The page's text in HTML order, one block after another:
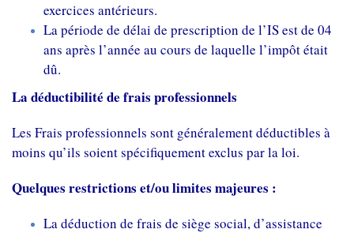
exercices antérieurs.
La période de délai de prescription de l’IS est de 04
ans après l’année au cours de laquelle l’impôt était
dû.
La déductibilité de frais professionnels
Les Frais professionnels sont généralement déductibles à
moins qu’ils soient spécifiquement exclus par la loi.
Quelques restrictions et/ou limites majeures :
La déduction de frais de siège social, d’assistance